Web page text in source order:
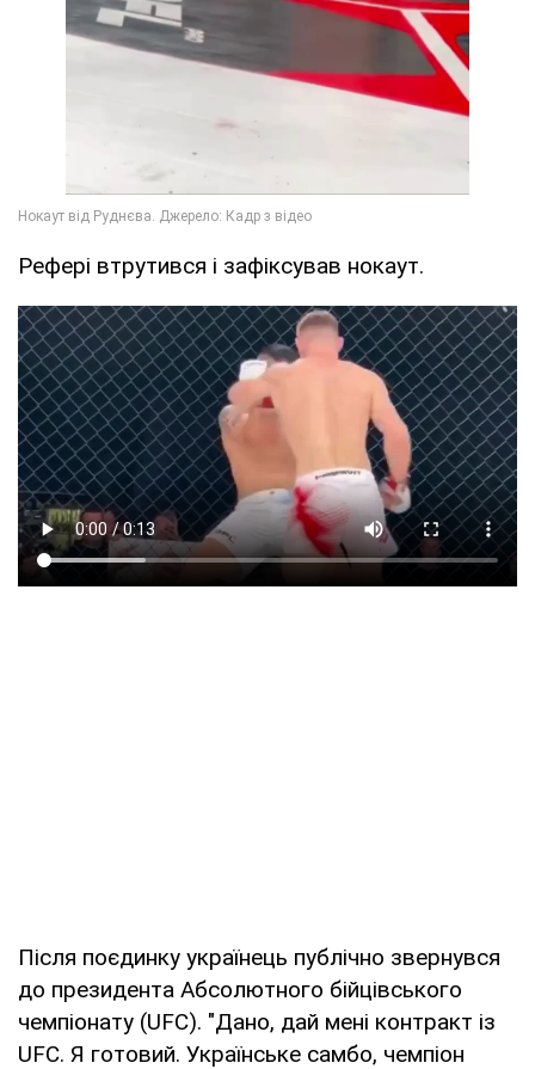
Рефері втрутився і зафіксував нокаут.
Після поєдинку українець публічно звернувся
до президента Абсолютного бійцівського
чемпіонату (UFC). "Дано, дай мені контракт із
UFC. Я готовий. Українське самбо, чемпіон